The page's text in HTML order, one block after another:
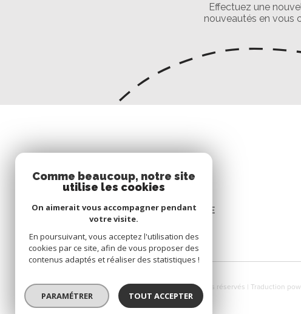
Effectuez une
nouveautés en vous
SE CONNECTER
ESPACE PROPRIÉTAIRE
© 2026 | Tous droits réservés | Traduction
Comme beaucoup, notre site
utilise les cookies
On aimerait vous accompagner pendant
votre visite.
En poursuivant, vous acceptez l'utilisation des
cookies par ce site, afin de vous proposer des
contenus adaptés et réaliser des statistiques !
PARAMÉTRER TOUT ACCEPTER